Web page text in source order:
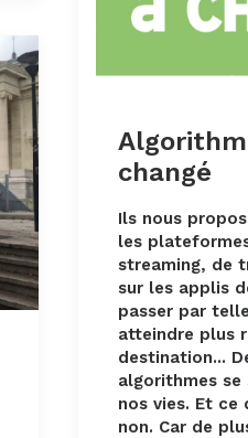
changé
Ils nous
les
streaming, de
sur les applis
passer par
atteindre plus
destination...
algorithmes
nos vies. Et ce
non. Car de